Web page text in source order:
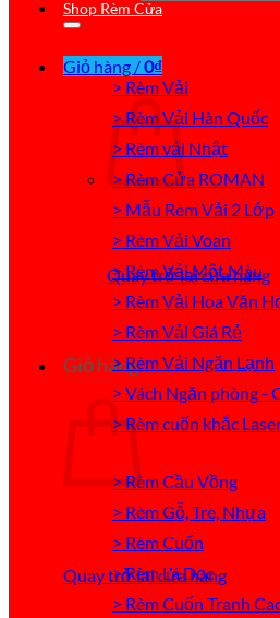
Giỏ hàng /0₫
Quay trở lại cửa hàng
Giỏ hàng
Quay trở lại cửa hàng
Shop Rèm Cửa
> Rèm Vải
> Rèm Vải Hàn Quốc
> Rèm vải Nhật
> Rèm Cửa ROMAN
> Mẫu Rèm Vải 2 Lớp
> Rèm Vải Voan
> Rèm Vải Một Màu
> Rèm Vải Hoa Văn
> Rèm Vải Giá Rẻ
> Rèm Vải Ngăn Lạnh
> Vách Ngăn phòng -
> Rèm cuốn khắc
> Rèm Cầu Vồng
> Rèm Gỗ, Tre, Nhựa
> Rèm Cuốn
> Rèm Lá Dọc
> Rèm Cuốn Tranh